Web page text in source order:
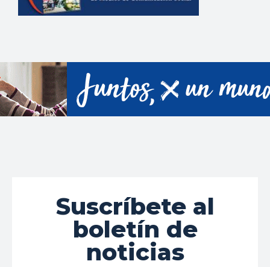
Suscríbete al
boletín de
noticias